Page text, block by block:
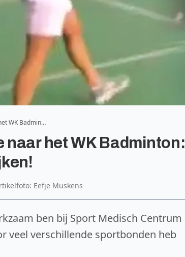
WK Badmin…
naar het WK Badminton:
Eefje Muskens
ben bij Sport Medisch Centrum
veel verschillende sportbonden heb